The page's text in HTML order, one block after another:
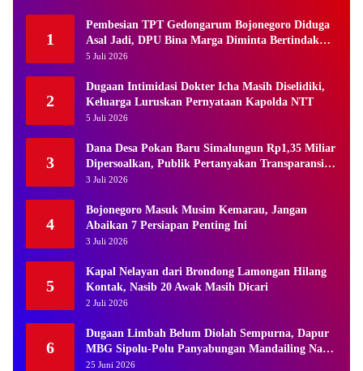
1
Pembesian TPT Gedongarum Bojonegoro Diduga
Asal Jadi, DPU Bina Marga Diminta Bertindak
Tegas
5 Juli 2026
2
Dugaan Intimidasi Dokter Icha Masih Diselidiki,
Keluarga Luruskan Pernyataan Kapolda NTT
5 Juli 2026
3
Dana Desa Pokan Baru Simalungun Rp1,35 Miliar
Dipersoalkan, Publik Pertanyakan Transparansi
Kades
3 Juli 2026
4
Bojonegoro Masuk Musim Kemarau, Jangan
Abaikan 7 Persiapan Penting Ini
3 Juli 2026
5
Kapal Nelayan dari Brondong Lamongan Hilang
Kontak, Nasib 20 Awak Masih Dicari
2 Juli 2026
6
Dugaan Limbah Belum Diolah Sempurna, Dapur
MBG Sipolu-Polu Panyabungan Mandailing Natal
Disorot
25 Juni 2026